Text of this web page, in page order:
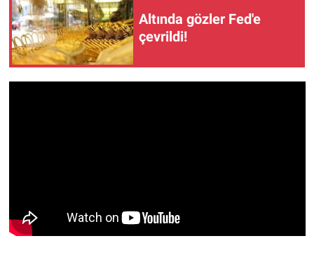
Altında gözler Fed'e
çevrildi!